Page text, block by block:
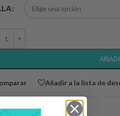
Añadir a la lista de
N/D